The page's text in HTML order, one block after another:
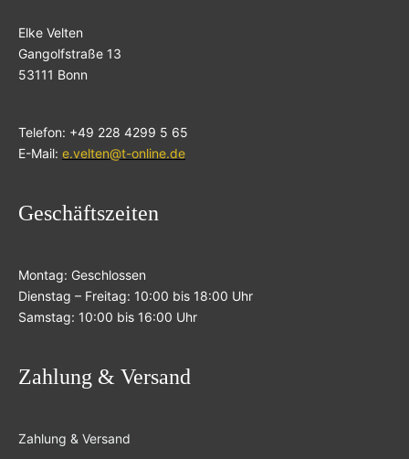
Elke Velten
Gangolfstraße 13
53111 Bonn
Telefon: +49 228 4299 5 65
E-Mail: e.velten@t-online.de
Geschäftszeiten
Montag: Geschlossen
Dienstag – Freitag: 10:00 bis 18:00 Uhr
Samstag: 10:00 bis 16:00 Uhr
Zahlung & Versand
Zahlung & Versand